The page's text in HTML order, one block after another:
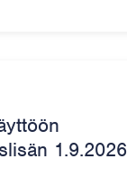
1.9.2026